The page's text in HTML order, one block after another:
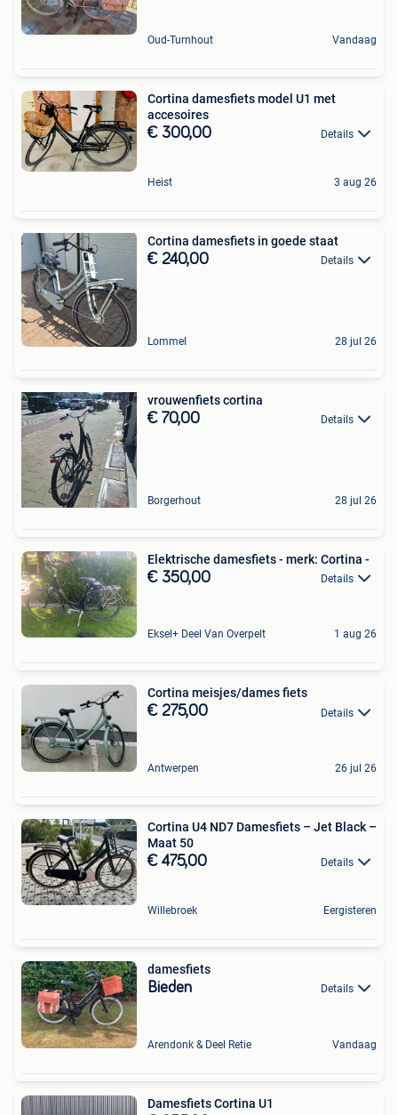
Oud-Turnhout Vandaag
Cortina damesfiets model U1 met
accesoires
€ 300,00 Details
Heist 3 aug 26
Cortina damesfiets in goede staat
€ 240,00 Details
Lommel 28 jul 26
vrouwenfiets cortina
€ 70,00 Details
Borgerhout 28 jul 26
Elektrische damesfiets - merk: Cortina -
€ 350,00 Details
Eksel+ Deel Van Overpelt 1 aug 26
Cortina meisjes/dames fiets
€ 275,00 Details
Antwerpen 26 jul 26
Cortina U4 ND7 Damesfiets – Jet Black –
Maat 50
€ 475,00 Details
Willebroek Eergisteren
damesfiets
Bieden Details
Arendonk & Deel Retie Vandaag
Damesfiets Cortina U1